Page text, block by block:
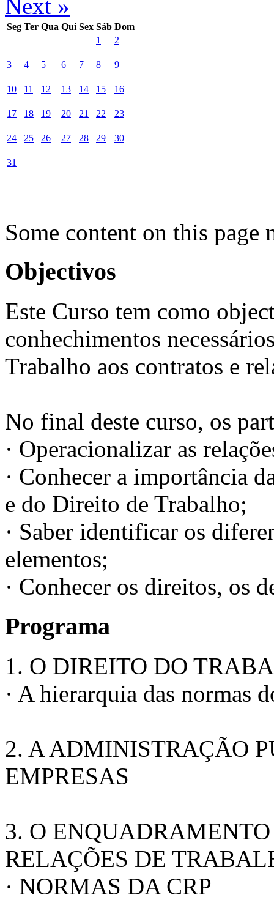
Next »
Seg Ter Qua Qui Sex Sáb Dom
1
2
3 4 5 6 7 8 9
10 11 12 13 14 15 16
17 18 19 20 21 22 23
24 25 26 27 28 29 30
31
Some content on this page
Objectivos
Este Curso tem como
conhechimentos
Trabalho aos contratos e
No final deste curso, os
· Operacionalizar as
· Conhecer a importância
e do Direito de Trabalho;
· Saber identificar os
elementos;
· Conhecer os direitos, os
Programa
1. O DIREITO DO
· A hierarquia das normas
2. A ADMINISTRAÇÃO
EMPRESAS
3. O
RELAÇÕES DE
· NORMAS DA CRP